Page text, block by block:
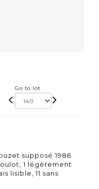
Go to lot
supposé 1986
1 légèrement
lisible, 11 sans